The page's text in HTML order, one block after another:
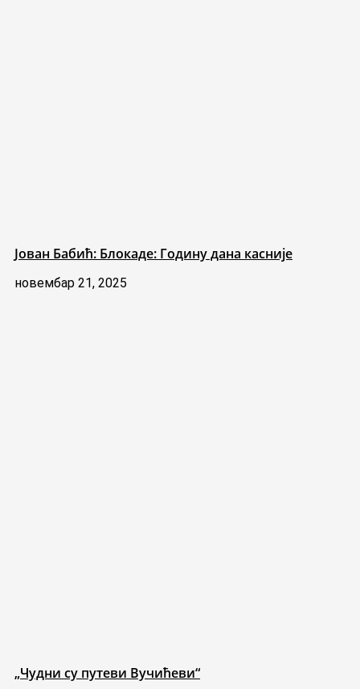
Јован Бабић: Блокаде: Годину дана касније
новембар 21, 2025
„Чудни су путеви Вучићеви“